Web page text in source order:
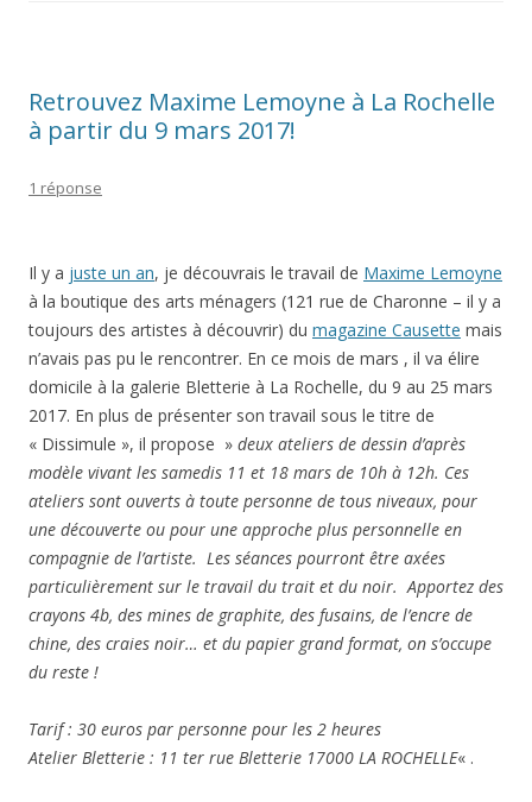
Retrouvez Maxime Lemoyne à La Rochelle
à partir du 9 mars 2017!
1 réponse
Il y a juste un an, je découvrais le travail de Maxime Lemoyne
à la boutique des arts ménagers (121 rue de Charonne – il y a
toujours des artistes à découvrir) du magazine Causette mais
n’avais pas pu le rencontrer. En ce mois de mars , il va élire
domicile à la galerie Bletterie à La Rochelle, du 9 au 25 mars
2017. En plus de présenter son travail sous le titre de
« Dissimule », il propose » deux ateliers de dessin d’après
modèle vivant les samedis 11 et 18 mars de 10h à 12h. Ces
ateliers sont ouverts à toute personne de tous niveaux, pour
une découverte ou pour une approche plus personnelle en
compagnie de l’artiste. Les séances pourront être axées
particulièrement sur le travail du trait et du noir. Apportez des
crayons 4b, des mines de graphite, des fusains, de l’encre de
chine, des craies noir… et du papier grand format, on s’occupe
du reste !
Tarif : 30 euros par personne pour les 2 heures
Atelier Bletterie : 11 ter rue Bletterie 17000 LA ROCHELLE« .